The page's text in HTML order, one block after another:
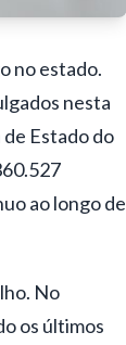
no estado.
nesta
Estado do
ao longo de
No
os últimos